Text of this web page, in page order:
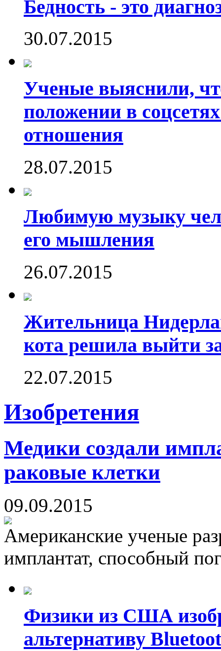
Бедность - это
30.07.2015
Ученые выяснили,
положении в
отношения
28.07.2015
Любимую музыку
его мышления
26.07.2015
Жительница
кота решила выйти
22.07.2015
Изобретения
Медики создали
раковые клетки
09.09.2015
Американские ученые
имплантат, способный
Физики из США
альтернативу